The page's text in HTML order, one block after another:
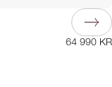
64 990 KR